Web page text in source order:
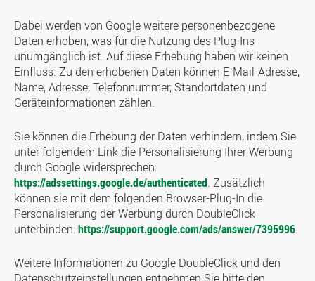
Dabei werden von Google weitere personenbezogene
Daten erhoben, was für die Nutzung des Plug-Ins
unumgänglich ist. Auf diese Erhebung haben wir keinen
Einfluss. Zu den erhobenen Daten können E-Mail-Adresse,
Name, Adresse, Telefonnummer, Standortdaten und
Geräteinformationen zählen.
Sie können die Erhebung der Daten verhindern, indem Sie
unter folgendem Link die Personalisierung Ihrer Werbung
durch Google widersprechen:
https://adssettings.google.de/authenticated. Zusätzlich
können sie mit dem folgenden Browser-Plug-In die
Personalisierung der Werbung durch DoubleClick
unterbinden:https://support.google.com/ads/answer/7395996.
Weitere Informationen zu Google DoubleClick und den